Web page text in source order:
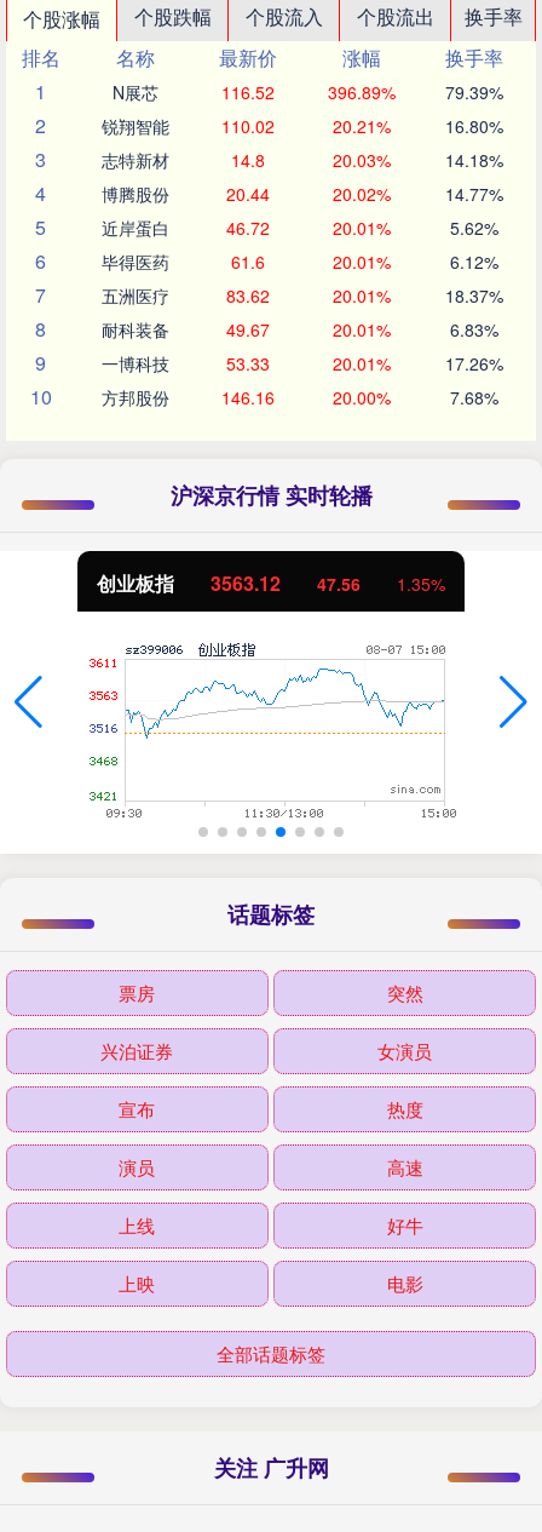
个股涨幅 个股跌幅 个股流入 个股流出
换手率
排名
名称 最新价 涨幅
换手率
1
N展芯 116.52 396.89% 79.39%
2 锐翔智能 110.02 20.21% 16.80%
3 志特新材 14.8 20.03% 14.18%
4 博腾股份 20.44 20.02% 14.77%
5 近岸蛋白 46.72 20.01% 5.62%
6 毕得医药 61.6 20.01% 6.12%
7 五洲医疗 83.62 20.01% 18.37%
8 耐科装备 49.67 20.01% 6.83%
9 一博科技 53.33 20.01% 17.26%
10 方邦股份 146.16 20.00% 7.68%
沪深京行情 实时轮播
创业板指 3563.12 47.56 1.35%
话题标签
票房 突然
兴泊证券 女演员
宣布 热度
演员 高速
上线 好牛
上映 电影
全部话题标签
关注 广升网